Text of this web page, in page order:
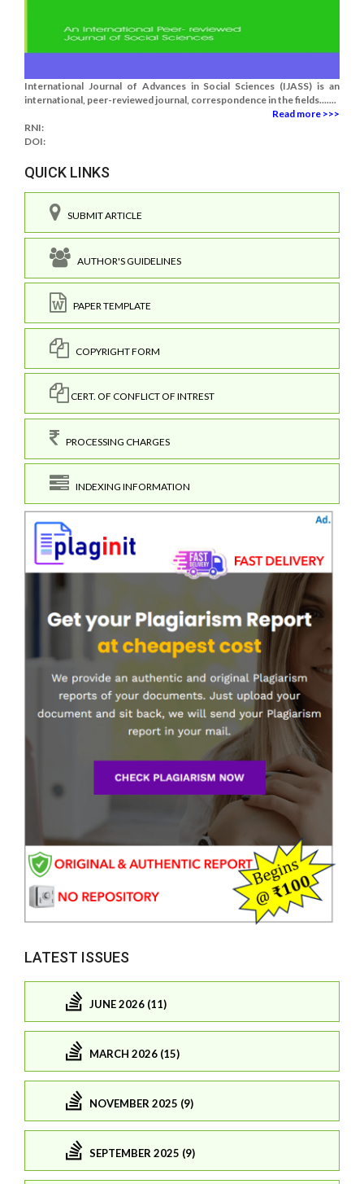
International Journal of Advances in Social Sciences (IJASS) is an
international, peer-reviewed journal, correspondence in the fields.......
Read more >>>
RNI:
DOI:
QUICK LINKS
SUBMIT ARTICLE
AUTHOR'S GUIDELINES
PAPER TEMPLATE
COPYRIGHT FORM
CERT. OF CONFLICT OF INTREST
PROCESSING CHARGES
INDEXING INFORMATION
LATEST ISSUES
JUNE 2026 (11)
MARCH 2026 (15)
NOVEMBER 2025 (9)
SEPTEMBER 2025 (9)